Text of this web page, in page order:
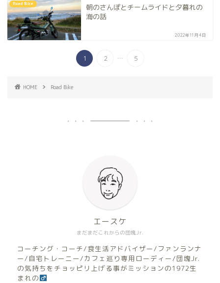
Road Bike
朝のさんぽとチームライドと夕暮れの
海の話
2022年11月4日
1 2 ... 5
HOME Road Bike
まだまだこれからの団塊Jr.
エースケ
コーチング・コーチ/食生活アドバイザー/ファンランナ
ー/自宅トレーニー/カフェ巡り専用ローディー/団塊Jr.
の気持ちをチョッピリ上げる事がミッションの1972生
まれの